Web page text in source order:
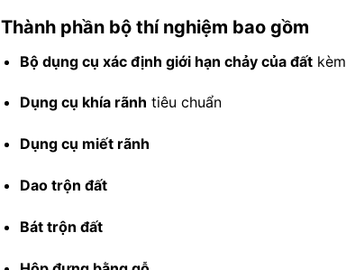
Thành phần bộ thí nghiệm bao gồm
Bộ dụng cụ xác định giới hạn chảy của đấtkèm
Dụng cụ khía rãnh tiêu chuẩn
Dụng cụ miết rãnh
Dao trộn đất
Bát trộn đất